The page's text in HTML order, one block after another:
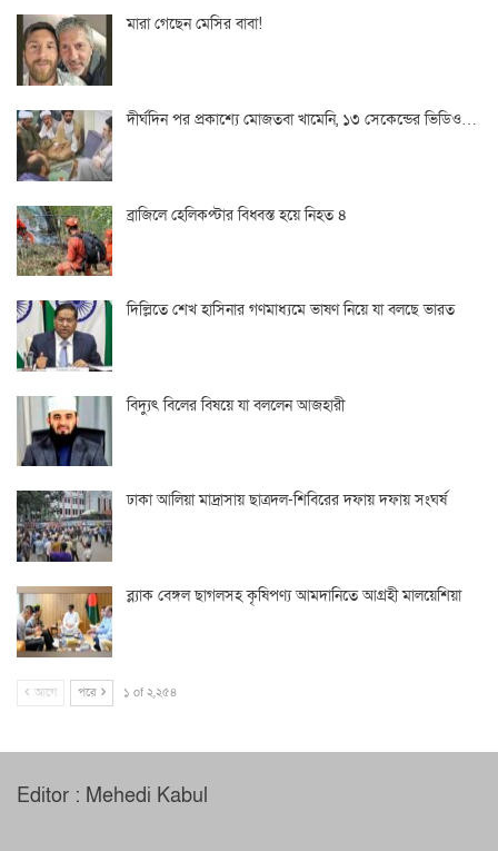
মারা গেছেন মেসির বাবা!
দীর্ঘদিন পর প্রকাশ্যে মোজতবা খামেনি, ১৩ সেকেন্ডের ভিডিও…
ব্রাজিলে হেলিকপ্টার বিধ্বস্ত হয়ে নিহত ৪
দিল্লিতে শেখ হাসিনার গণমাধ্যমে ভাষণ নিয়ে যা বলছে ভারত
বিদ্যুৎ বিলের বিষয়ে যা বললেন আজহারী
ঢাকা আলিয়া মাদ্রাসায় ছাত্রদল-শিবিরের দফায় দফায় সংঘর্ষ
ব্ল্যাক বেঙ্গল ছাগলসহ কৃষিপণ্য আমদানিতে আগ্রহী মালয়েশিয়া
আগে পরে ১ of ২,২৫৪
Editor : Mehedi Kabul